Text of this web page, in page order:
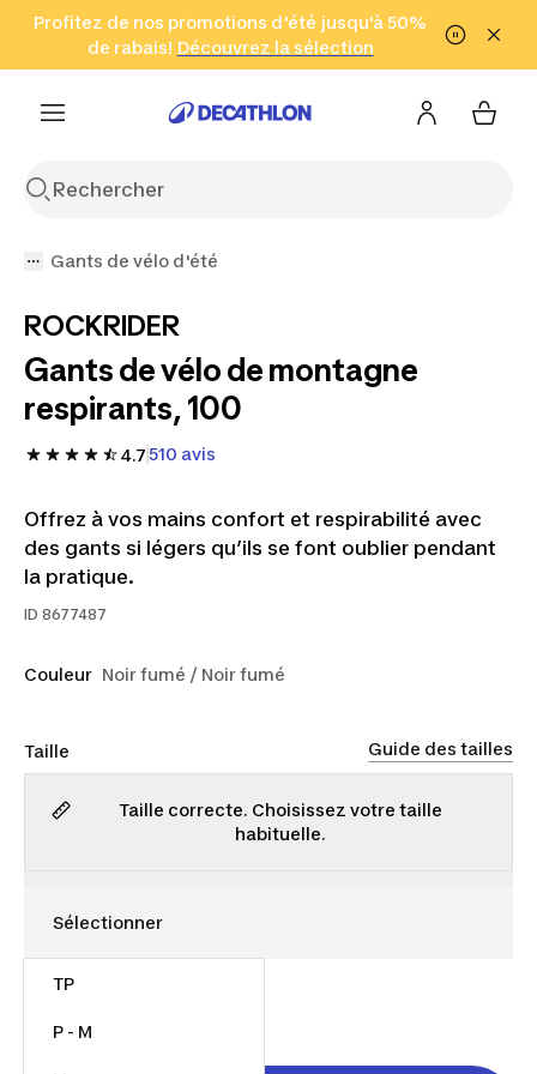
Aller à la recherche Aller au contenu Aller au pied de
Profitez de nos promotions d'été jusqu'à 50%
de rabais! Découvrez la sélection
Cliquez ici
en seulement 2 h!
(Zones sélectionnées)
Gants de vélo d'été
ROCKRIDER
Gants de vélo de montagne
respirants, 100
4.7510 avis
Offrez à vos mains confort et respirabilité avec
des gants si légers qu’ils se font oublier pendant
la pratique.
ID 8677487
Couleur Noir fumé / Noir fumé
Taille Guide des tailles
Taille correcte. Choisissez votre taille
habituelle.
TP
P - M